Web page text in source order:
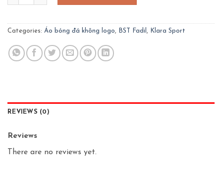
Categories: Áo bóng đá không logo, BST Fadil , Klara Sport
REVIEWS (0)
Reviews
There are no reviews yet.